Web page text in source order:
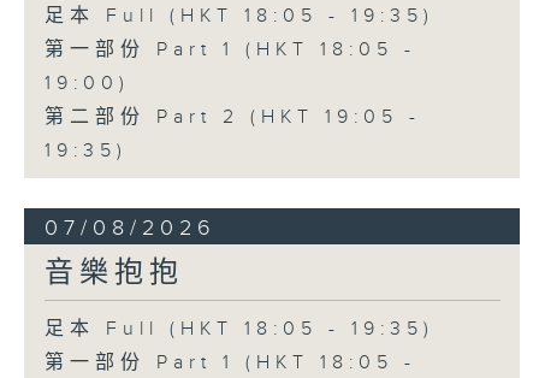
足本 Full (HKT 18:05 - 19:35)
第一部份 Part 1 (HKT 18:05 -
19:00)
第二部份 Part 2 (HKT 19:05 -
19:35)
07/08/2026
音樂抱抱
足本 Full (HKT 18:05 - 19:35)
第一部份 Part 1 (HKT 18:05 -